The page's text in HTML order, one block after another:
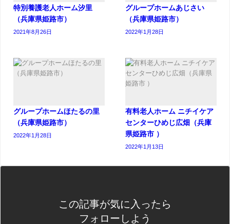
特別養護老人ホーム汐里
（兵庫県姫路市）
2021年8月26日
グループホームあじさい
（兵庫県姫路市）
2022年1月28日
グループホームほたるの里
（兵庫県姫路市）
2022年1月28日
有料老人ホーム ニチイケア
センターひめじ広畑（兵庫
県姫路市 ）
2022年1月13日
この記事が気に入ったら
フォローしよう